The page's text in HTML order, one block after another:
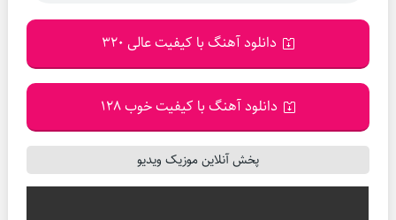
دانلود آهنگ با کیفیت عالی 320
دانلود آهنگ با کیفیت خوب 128
پخش آنلاین موزیک ویدیو